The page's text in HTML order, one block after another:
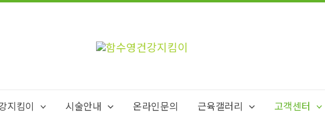
지킴이 시술안내 온라인문의 근육갤러리 고객센터